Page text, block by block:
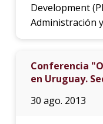
Development
Administración
Conferencia
en Uruguay.
30 ago. 2013